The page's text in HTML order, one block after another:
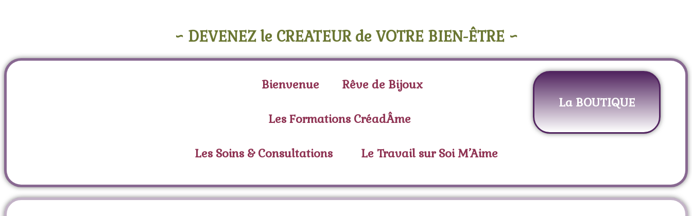
~ DEVENEZ le CREATEUR de VOTRE BIEN-ÊTRE ~
Bienvenue Rêve de Bijoux
Les Formations CréadÂme
Les Soins & Consultations Le Travail sur Soi M’Aime
La BOUTIQUE